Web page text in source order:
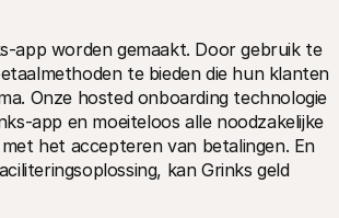
app worden gemaakt. Door gebruik te
te bieden die hun klanten
Onze hosted onboarding technologie
app en moeiteloos alle noodzakelijke
het accepteren van betalingen. En
kan Grinks geld